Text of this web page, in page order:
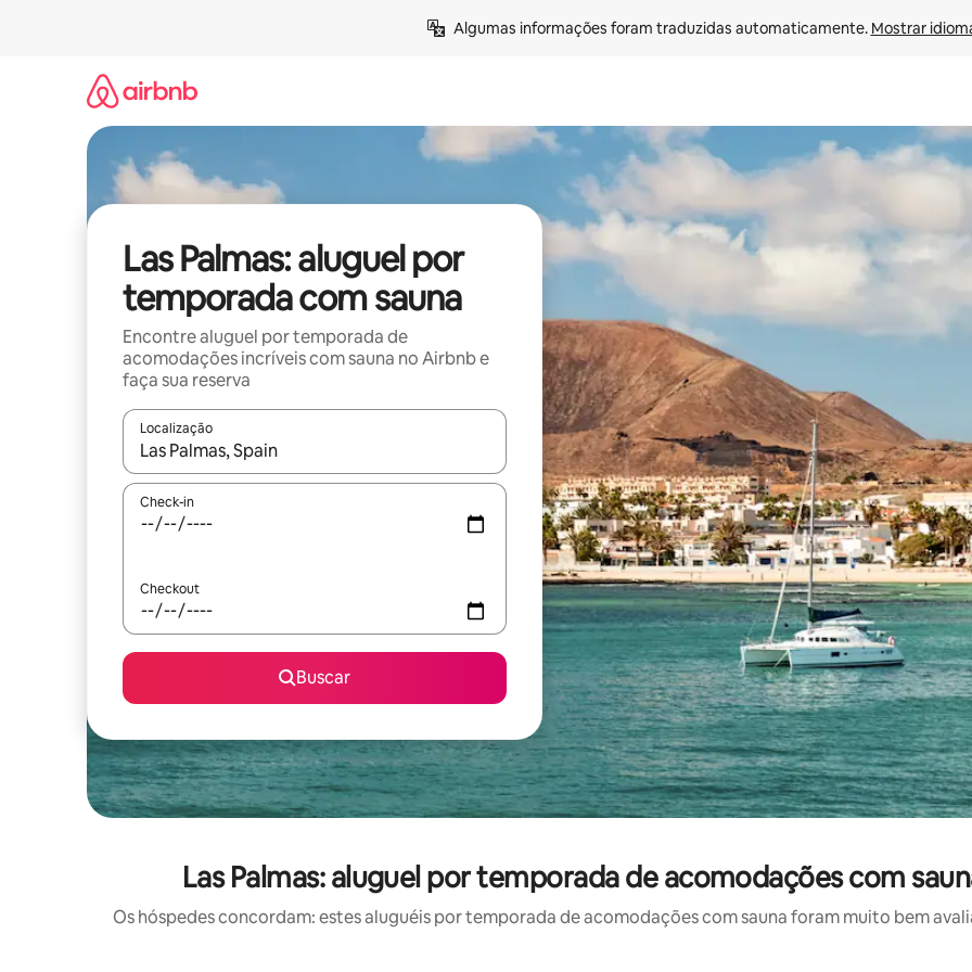
Algumas informações foram traduzidas automaticamente. Mostrar
Las Palmas: aluguel por
temporada com sauna
Encontre aluguel por temporada de
acomodações incríveis com sauna no Airbnb e
faça sua reserva
Localização
Quando os resultados estiverem disponíveis, explore-os usando as seta para cima e para baixo do teclado ou tocando
Check-in
Checkout
Buscar
Las Palmas: aluguel por temporada de acomodações com
Os hóspedes concordam: estes aluguéis por temporada de acomodações com sauna foram muito bem